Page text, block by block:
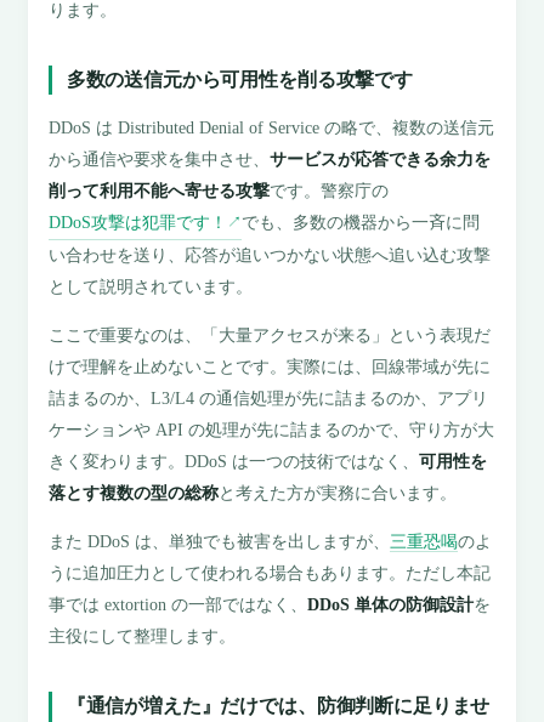
ります。
多数の送信元から可用性を削る攻撃です
DDoS は Distributed Denial of Service の略で、複数の送信元
から通信や要求を集中させ、サービスが応答できる余力を
削って利用不能へ寄せる攻撃です。警察庁の
DDoS攻撃は犯罪です！ ↗ でも、多数の機器から一斉に問
い合わせを送り、応答が追いつかない状態へ追い込む攻撃
として説明されています。
ここで重要なのは、「大量アクセスが来る」という表現だ
けで理解を止めないことです。実際には、回線帯域が先に
詰まるのか、L3/L4 の通信処理が先に詰まるのか、アプリ
ケーションや API の処理が先に詰まるのかで、守り方が大
きく変わります。DDoS は一つの技術ではなく、可用性を
落とす複数の型の総称と考えた方が実務に合います。
また DDoS は、単独でも被害を出しますが、三重恐喝のよ
うに追加圧力として使われる場合もあります。ただし本記
事では extortion の一部ではなく、DDoS 単体の防御設計を
主役にして整理します。
『通信が増えた』だけでは、防御判断に足りませ